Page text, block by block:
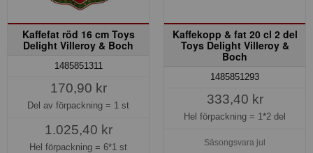
Kaffefat röd 16 cm Toys
Delight Villeroy & Boch
1485851311
170,90 kr
Del av förpackning = 1 st
1.025,40 kr
Hel förpackning = 6*1 st
Kaffekopp & fat 20 cl 2 del
Toys Delight Villeroy &
Boch
1485851293
333,40 kr
Hel förpackning = 1*2 del
Säsongsvara jul